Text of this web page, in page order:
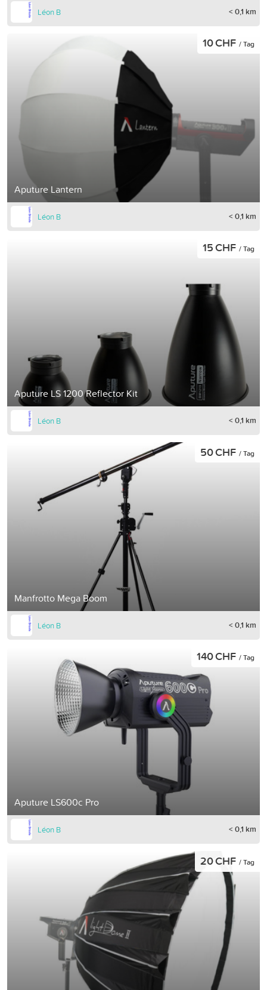
Léon B < 0,1 km
Aputure Lantern
10 CHF / Tag
Léon B < 0,1 km
Aputure LS 1200 Reflector Kit
15 CHF / Tag
Léon B < 0,1 km
Manfrotto Mega Boom
50 CHF / Tag
Léon B < 0,1 km
Aputure LS600c Pro
140 CHF / Tag
Léon B < 0,1 km
20 CHF / Tag